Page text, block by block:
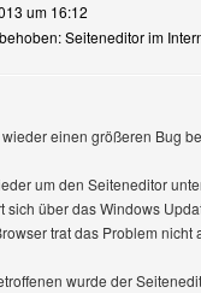
um 16:12
Seiteneditor im
einen größeren Bug
um den Seiteneditor
sich über das Windows
trat das Problem nicht
wurde der